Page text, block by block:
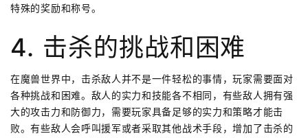
特殊的奖励和称号。
4. 击杀的挑战和困难
在魔兽世界中，击杀敌人并不是一件轻松的事情，玩家需要面对
各种挑战和困难。敌人的实力和技能各不相同，有些敌人拥有强
大的攻击力和防御力，需要玩家具备足够的实力和策略才能击
败。有些敌人会呼叫援军或者采取其他战术手段，增加了击杀的